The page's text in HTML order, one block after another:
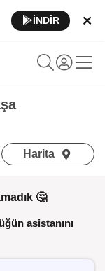
İNDİR
Harita
🤔
asistanını